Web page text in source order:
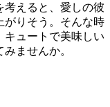
考えると、愛しの彼
がりそう。そんな時
キュートで美味しい
ませんか。